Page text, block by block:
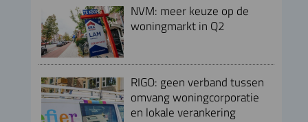
NVM: meer keuze op de
woningmarkt in Q2
RIGO: geen verband tussen
omvang woningcorporatie
en lokale verankering